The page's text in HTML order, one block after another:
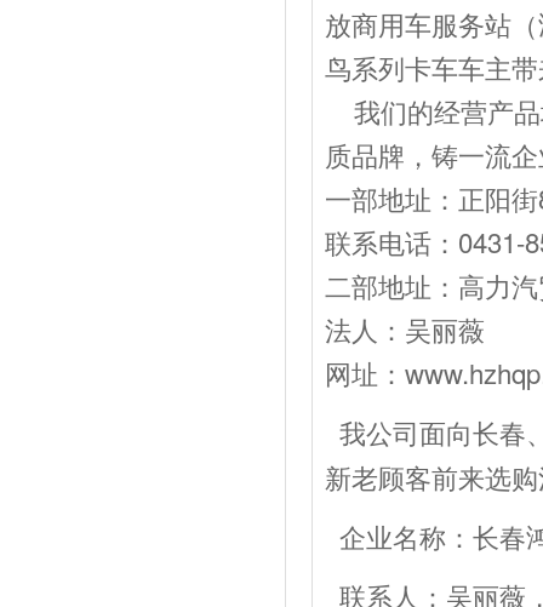
放商用车服务站
鸟系列卡车车主
我们的经营产
质品牌，铸一流
一部地址：正阳
联系电话：0431-
二部地址：高力
法人：吴丽
网址：
我公司面向长春
新老顾客前来选
企业名称：长春
联系人：吴丽薇